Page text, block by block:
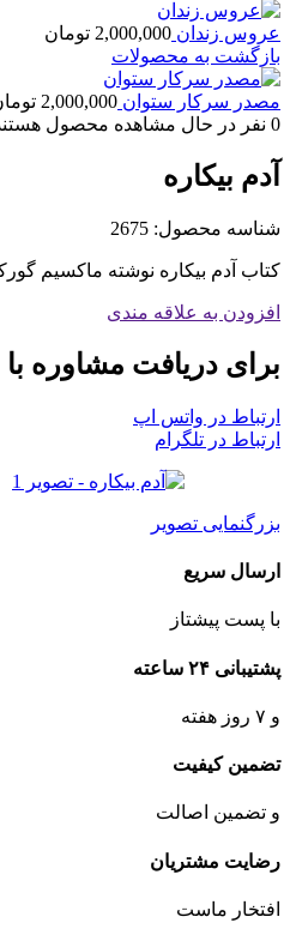
عروس زندان 2,000,000 تومان
بازگشت به محصولات
مصدر سرکار ستوان 2,000,000
0 نفر در حال مشاهده محصول
آدم بیکاره
شناسه محصول: 2675
کتاب آدم بیکاره نوشته ماکسیم
افزودن به علاقه مندی
برای دریافت مشاوره با
ارتباط در واتس اپ
ارتباط در تلگرام
بزرگنمایی تصویر
ارسال سریع
با پست پیشتاز
پشتیبانی ۲۴ ساعته
و ۷ روز هفته
تضمین کیفیت
و تضمین اصالت
رضایت مشتریان
افتخار ماست